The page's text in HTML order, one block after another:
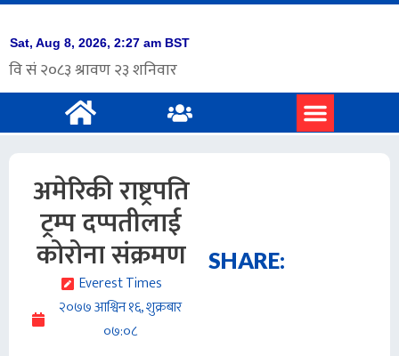
अमेरिकी राष्ट्रपति
ट्रम्प दप्पतीलाई
कोरोना संक्रमण
Everest Times
२०७७ आश्विन १६, शुक्रबार
०७:०८
SHARE: